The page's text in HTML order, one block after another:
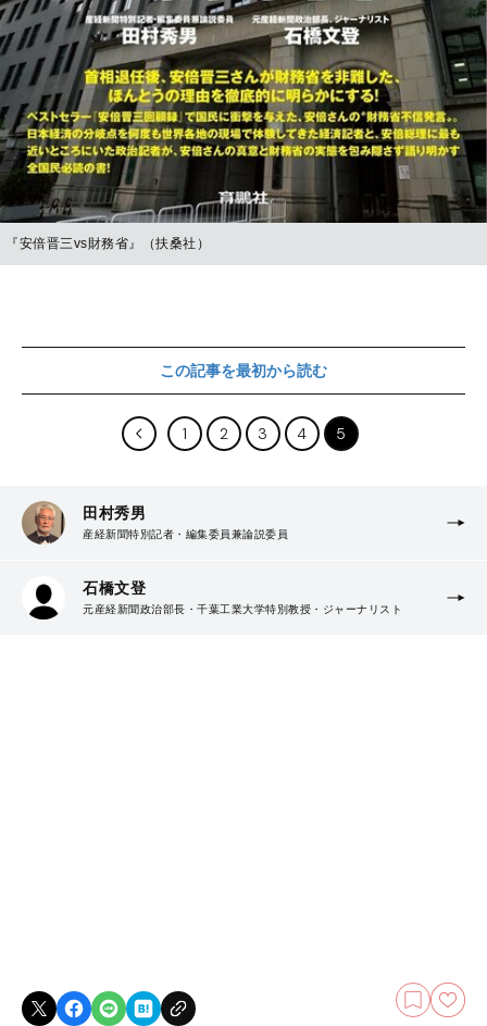
『安倍晋三vs財務省』（扶桑社）
この記事を最初から読む
1 2 3 4 5
田村秀男
産経新聞特別記者・編集委員兼論説委員
石橋文登
元産経新聞政治部長・千葉工業大学特別教授・ジャーナリスト